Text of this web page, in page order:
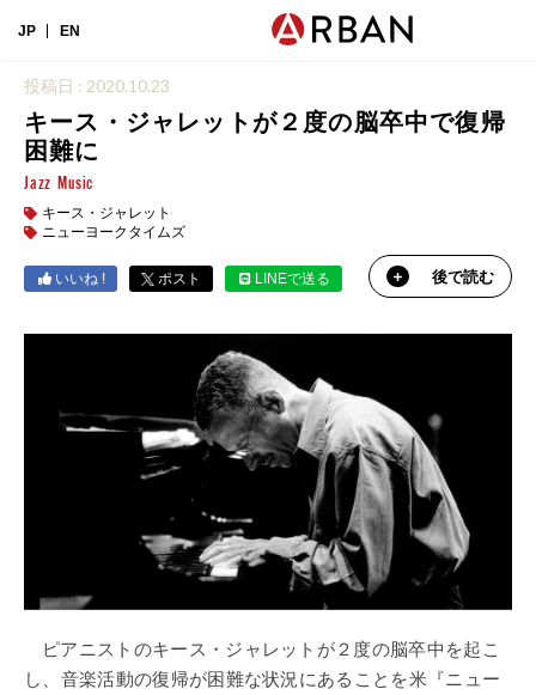
JP EN
投稿日 : 2020.10.23
キース・ジャレットが２度の脳卒中で復帰
困難に
Jazz Music
キース・ジャレット
ニューヨークタイムズ
いいね ! ポスト LINEで送る 後で読む
ピアニストのキース・ジャレットが２度の脳卒中を起こ
し、音楽活動の復帰が困難な状況にあることを米『ニュー